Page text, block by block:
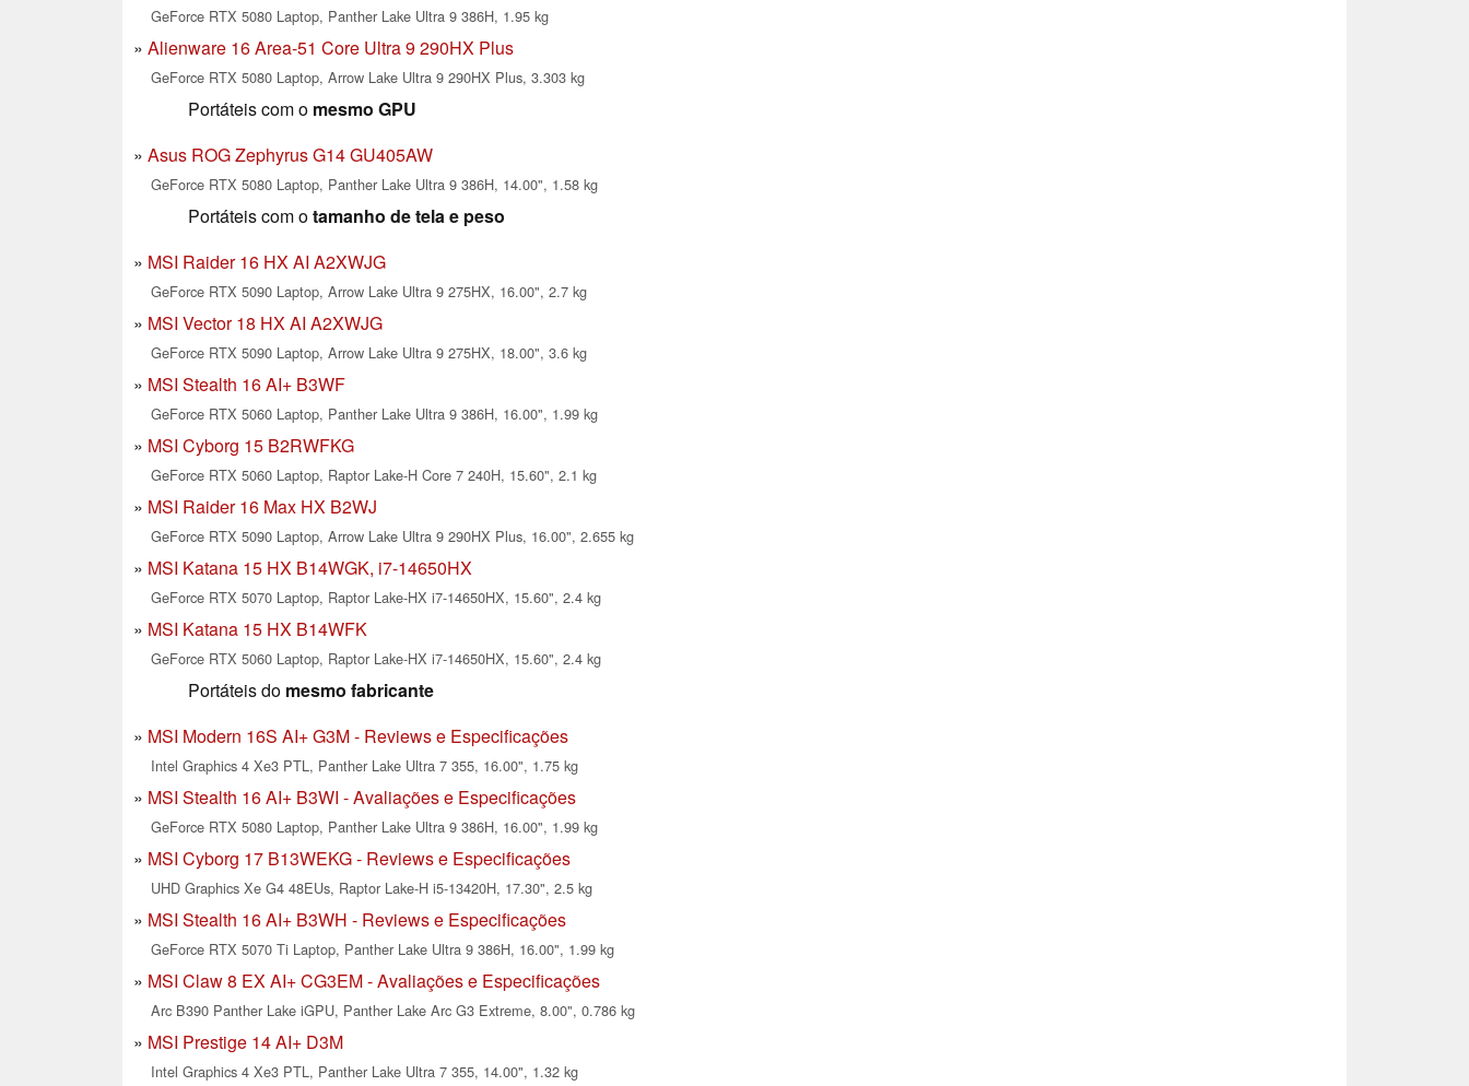
GeForce RTX 5080 Laptop, Panther Lake Ultra 9 386H, 1.95 kg
Alienware 16 Area-51 Core Ultra 9 290HX Plus
GeForce RTX 5080 Laptop, Arrow Lake Ultra 9 290HX Plus, 3.303 kg
Portáteis com o mesmo GPU
Asus ROG Zephyrus G14 GU405AW
GeForce RTX 5080 Laptop, Panther Lake Ultra 9 386H, 14.00", 1.58 kg
Portáteis com otamanho de tela e peso
MSI Raider 16 HX AI A2XWJG
GeForce RTX 5090 Laptop, Arrow Lake Ultra 9 275HX, 16.00", 2.7 kg
MSI Vector 18 HX AI A2XWJG
GeForce RTX 5090 Laptop, Arrow Lake Ultra 9 275HX, 18.00", 3.6 kg
MSI Stealth 16 AI+ B3WF
GeForce RTX 5060 Laptop, Panther Lake Ultra 9 386H, 16.00", 1.99 kg
MSI Cyborg 15 B2RWFKG
GeForce RTX 5060 Laptop, Raptor Lake-H Core 7 240H, 15.60", 2.1 kg
MSI Raider 16 Max HX B2WJ
GeForce RTX 5090 Laptop, Arrow Lake Ultra 9 290HX Plus, 16.00", 2.655 kg
MSI Katana 15 HX B14WGK, i7-14650HX
GeForce RTX 5070 Laptop, Raptor Lake-HX i7-14650HX, 15.60", 2.4 kg
MSI Katana 15 HX B14WFK
GeForce RTX 5060 Laptop, Raptor Lake-HX i7-14650HX, 15.60", 2.4 kg
Portáteis do mesmo fabricante
MSI Modern 16S AI+ G3M - Reviews e Especificações
Intel Graphics 4 Xe3 PTL, Panther Lake Ultra 7 355, 16.00", 1.75 kg
MSI Stealth 16 AI+ B3WI - Avaliações e Especificações
GeForce RTX 5080 Laptop, Panther Lake Ultra 9 386H, 16.00", 1.99 kg
MSI Cyborg 17 B13WEKG - Reviews e Especificações
UHD Graphics Xe G4 48EUs, Raptor Lake-H i5-13420H, 17.30", 2.5 kg
MSI Stealth 16 AI+ B3WH - Reviews e Especificações
GeForce RTX 5070 Ti Laptop, Panther Lake Ultra 9 386H, 16.00", 1.99 kg
MSI Claw 8 EX AI+ CG3EM - Avaliações e Especificações
Arc B390 Panther Lake iGPU, Panther Lake Arc G3 Extreme, 8.00", 0.786 kg
MSI Prestige 14 AI+ D3M
Intel Graphics 4 Xe3 PTL, Panther Lake Ultra 7 355, 14.00", 1.32 kg